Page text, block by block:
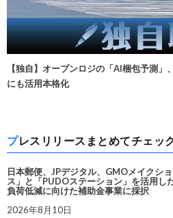
【独自】オープンロジの「AI梱包予測
にも活用本格化
プレスリリースまとめてチェッ
日本郵便、JPデジタル、GMOメイクシ
ス」と「PUDOステーション」を活用し
負荷低減に向けた補助金事業に採択
2026年8月10日